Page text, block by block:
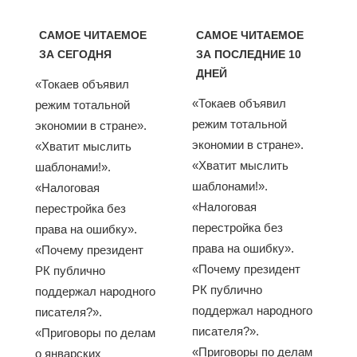
САМОЕ ЧИТАЕМОЕ
ЗА СЕГОДНЯ
«Токаев объявил
режим тотальной
экономии в стране».
«Хватит мыслить
шаблонами!».
«Налоговая
перестройка без
права на ошибку».
«Почему президент
РК публично
поддержал народного
писателя?».
«Приговоры по делам
о январских
САМОЕ ЧИТАЕМОЕ
ЗА ПОСЛЕДНИЕ 10
ДНЕЙ
«Токаев объявил
режим тотальной
экономии в стране».
«Хватит мыслить
шаблонами!».
«Налоговая
перестройка без
права на ошибку».
«Почему президент
РК публично
поддержал народного
писателя?».
«Приговоры по делам